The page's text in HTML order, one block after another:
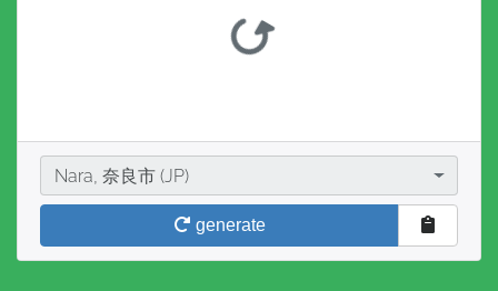
CityNara, 奈良市 (JP)
generate